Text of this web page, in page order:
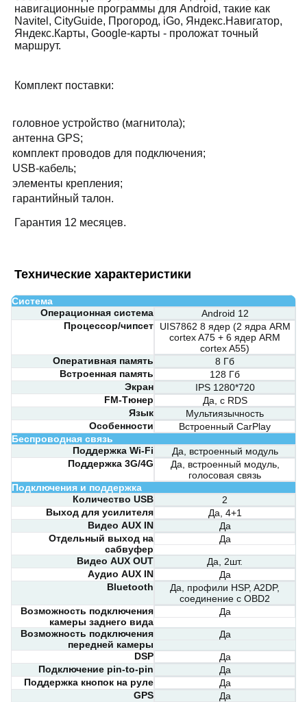
навигационные программы для Android, такие как
Navitel, CityGuide, Прогород, iGo, Яндекс.Навигатор,
Яндекс.Карты, Google-карты - проложат точный
маршрут.
Комплект поставки:
головное устройство (магнитола);
антенна GPS;
комплект проводов для подключения;
USB-кабель;
элементы крепления;
гарантийный талон.
Гарантия 12 месяцев.
Технические характеристики
Система
Операционная система
Android 12
Процессор/чипсет
UIS7862 8 ядер (2 ядра ARM
cortex A75 + 6 ядер ARM
cortex A55)
Оперативная память
8 Гб
Встроенная память
128 Гб
Экран
IPS 1280*720
FM-Тюнер
Да, с RDS
Язык
Мультиязычность
Особенности
Встроенный CarPlay
Беспроводная связь
Поддержка Wi-Fi
Да, встроенный модуль
Поддержка 3G/4G
Да, встроенный модуль,
голосовая связь
Подключения и поддержка
Количество USB
2
Выход для усилителя
Да, 4+1
Видео AUX IN
Да
Отдельный выход на
сабвуфер
Да
Видео AUX OUT
Да, 2шт.
Аудио AUX IN
Да
Bluetooth
Да, профили HSP, A2DP,
соединение с OBD2
Возможность подключения
камеры заднего вида
Да
Возможность подключения
передней камеры
Да
DSP
Да
Подключение pin-to-pin
Да
Поддержка кнопок на руле
Да
GPS
Да